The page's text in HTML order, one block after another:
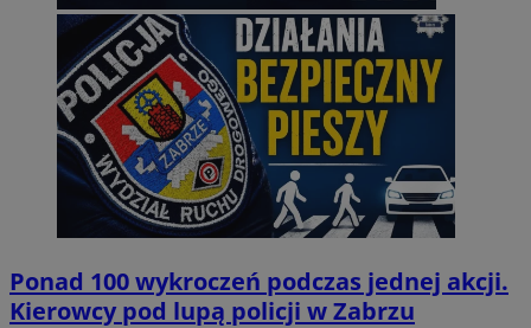
Ponad 100 wykroczeń podczas jednej akcji.
Kierowcy pod lupą policji w Zabrzu